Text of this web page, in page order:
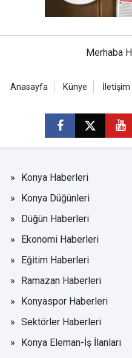
Merhaba
Anasayfa Künye İletişim
Konya Haberleri
Konya Düğünleri
Düğün Haberleri
Ekonomi Haberleri
Eğitim Haberleri
Ramazan Haberleri
Konyaspor Haberleri
Sektörler Haberleri
Konya Eleman-İş İlanları